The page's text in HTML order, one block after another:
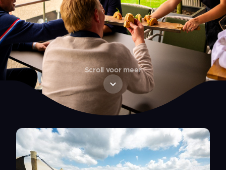
Scroll voor meer